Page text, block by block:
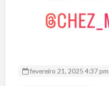
fevereiro 21, 2025 4:37 pm